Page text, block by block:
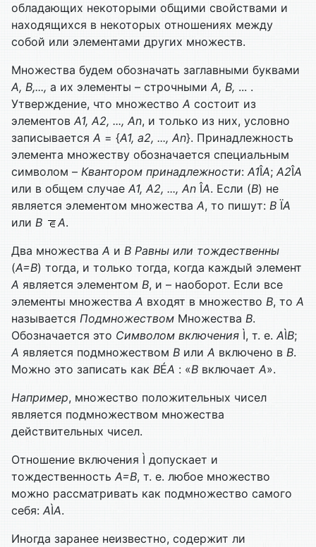
обладающих некото­рыми общими свойствами и
находящихся в некоторых отношениях между
собой или элементами других множеств.
Множества будем обозначать заглавными буквами
А, В,..., а их элементы – строчными А, B, ... .
Утверждение, что множествоА состоит из
элементов А1, А2, ..., Аn, и только из них, условно
записываетсяА = {А1, а2, ..., Аn}. Принадлежность
элемента множеству обозначается специальным
символом – Квантором принадлежности:А1ÎА;А2ÎА
или в общем случае А1, А2, ..., Аn ÎА. Если (B) не
является элементом множества А, то пишут: B ÏА
или B А.
Два множества А и В Равны или тождественны
(А=В) тогда, и только тогда, когда каждый элемент
А является элементом В, и – наоборот. Если все
элементы множестваА входят в множество В, тоА
называется Подмножеством Множества В.
Обозначается это Символом включения Ì, т. е.АÌВ;
А является подмножеством В или А включено в В.
Можно это записать как ВÉА : «В включаетА».
Например, множество положительных чисел
является подмножеством множества
действительных чисел.
Отношение включения Ì допускает и
тождественность А=В, т. е. любое множество
можно рассматривать как подмножество самого
себя: АÌА.
Иногда заранее неизвестно, содержит ли